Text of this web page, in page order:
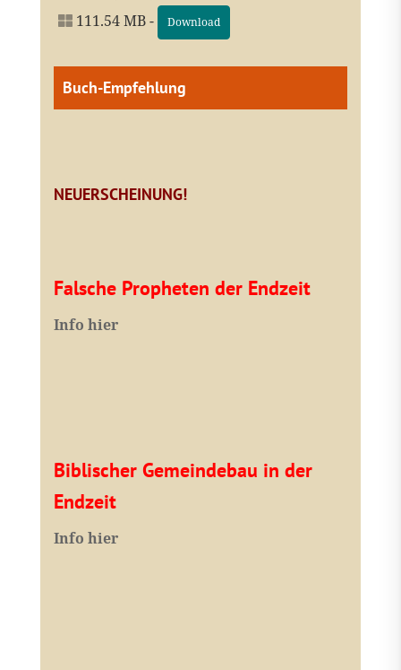
111.54 MB -
Download
Buch-Empfehlung
NEUERSCHEINUNG!
Falsche Propheten der Endzeit
Info hier
Biblischer Gemeindebau in der
Endzeit
Info hier